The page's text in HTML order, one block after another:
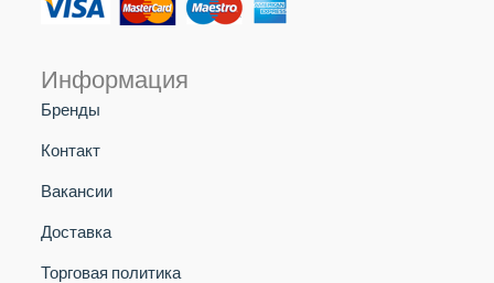
Информация
Бренды
Контакт
Вакансии
Доставка
Торговая политика